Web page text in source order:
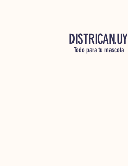
DISTRICAN.UY
Todo para tu mascota